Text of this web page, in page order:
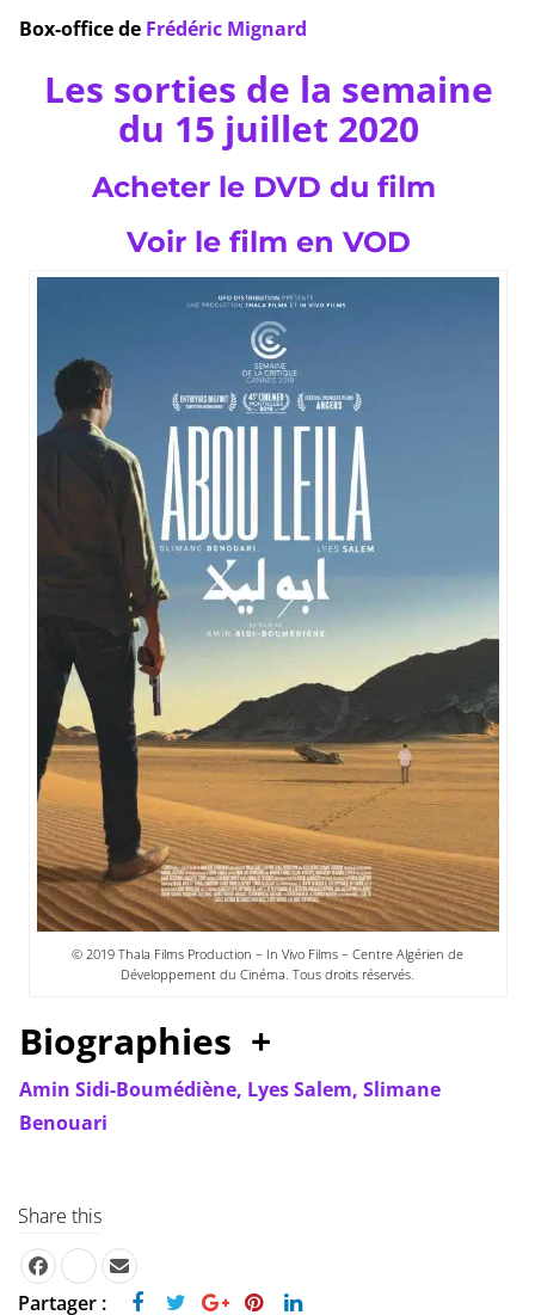
Box-office de Frédéric Mignard
Les sorties de la semaine
du 15 juillet 2020
Acheter le DVD du film
Voir le film en VOD
© 2019 Thala Films Production – In Vivo Films – Centre Algérien de
Développement du Cinéma. Tous droits réservés.
Biographies +
Amin Sidi-Boumédiène, Lyes Salem, Slimane
Benouari
Share this
Partager :